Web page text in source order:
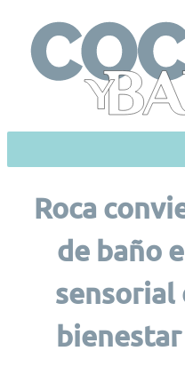
Roca
de baño
sensorial